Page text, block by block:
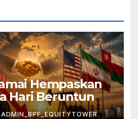
Hempaskan
Hari Beruntun
ADMIN_BPF_EQUITYTOWER